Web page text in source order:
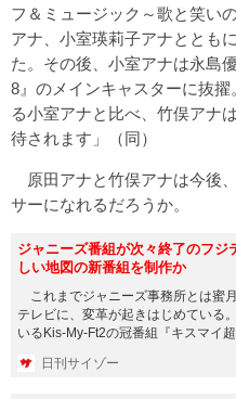
フ＆ミュージック～歌と笑い
アナ、小室瑛莉子アナととも
た。その後、小室アナは永島
8』のメインキャスターに抜
る小室アナと比べ、竹俣アナ
待されます」（同）
原田アナと竹俣アナは今後
サーになれるだろうか。
ジャニーズ番組が次々終了のフジ
しい地図の新番組を制作か
これまでジャニーズ事務所とは蜜
テレビに、変革が起きはじめている
いるKis-My-Ft2の冠番組『キスマイ超
日刊サイゾー